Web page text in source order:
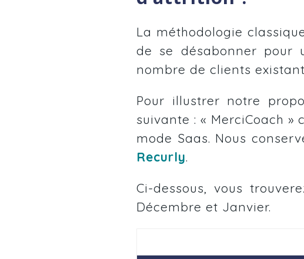
La méthodologie
de se désabonner
nombre de clients
Pour illustrer notre
suivante : « MerciCoach
mode Saas. Nous
Recurly.
Ci-dessous, vous
Décembre et Janvier.